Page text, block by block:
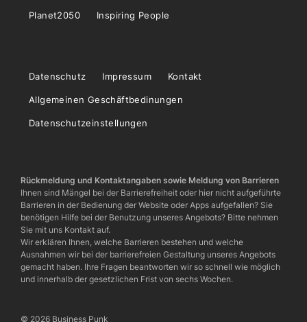
Planet2050 Inspiring People
Datenschutz Impressum Kontakt
Allgemeinen Geschäftbedinungen
Datenschutzeinstellungen
Rückmeldung und Kontaktangaben sowie Meldung von Barrieren
Ihnen sind Mängel bei der Barrierefreiheit oder hier nicht aufgeführte
Barrieren in der Bedienung der Website oder Apps aufgefallen? Sie
benötigen Hilfe bei der Benutzung unseres Angebots? Bitte nehmen
Sie mit uns Kontakt auf.
Wir erklären Ihnen, welche Barrieren bestehen und welche
Ausnahmen wir bei der barrierefreien Gestaltung unseres Angebots
gemacht haben. Ihre Fragen beantworten wir so schnell wie möglich
und innerhalb der gesetzlichen Frist von sechs Wochen.
© 2026 Business Punk